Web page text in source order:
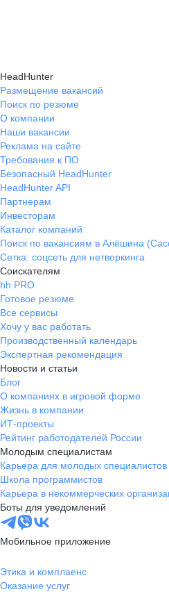
HeadHunter
Размещение вакансий
Поиск по резюме
О компании
Наши вакансии
Реклама на сайте
Требования к ПО
Безопасный HeadHunter
HeadHunter API
Партнерам
Инвесторам
Каталог компаний
Поиск по вакансиям в Алёшина
Сетка: соцсеть для нетворкинга
Соискателям
hh PRO
Готовое резюме
Все сервисы
Хочу у вас работать
Производственный календарь
Экспертная рекомендация
Новости и статьи
Блог
О компаниях в игровой форме
Жизнь в компании
ИТ-проекты
Рейтинг работодателей России
Молодым специалистам
Карьера для молодых специалистов
Школа программистов
Карьера в некоммерческих
Боты для уведомлений
Мобильное приложение
Этика и комплаенс
Оказание услуг